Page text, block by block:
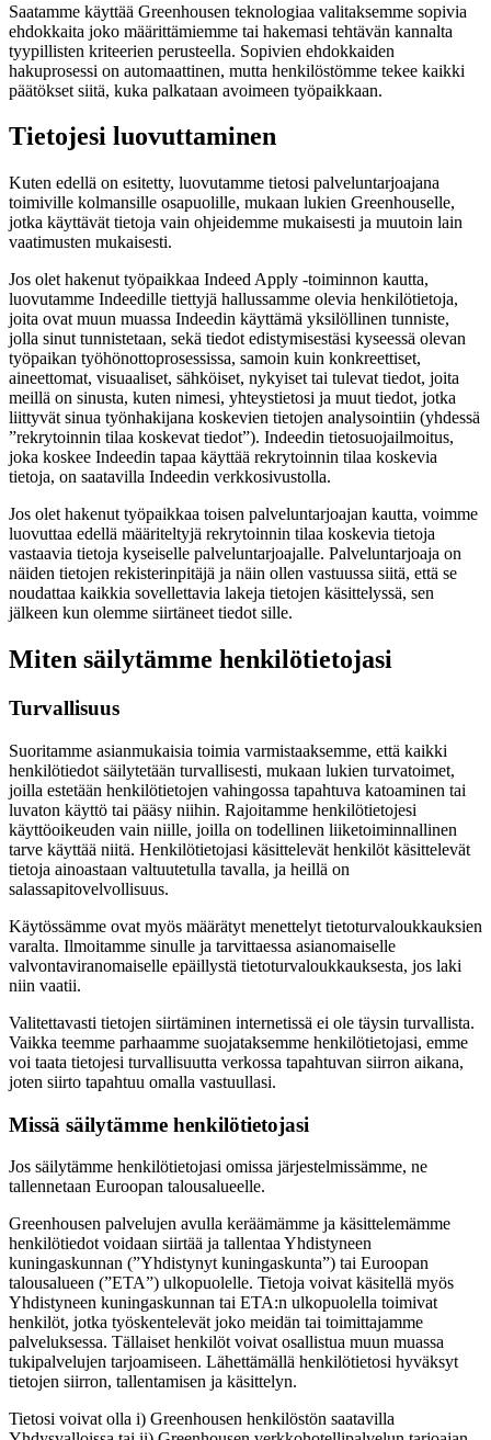
Saatamme käyttää Greenhousen teknologiaa valitaksemme sopivia
ehdokkaita joko määrittämiemme tai hakemasi tehtävän kannalta
tyypillisten kriteerien perusteella. Sopivien ehdokkaiden
hakuprosessi on automaattinen, mutta henkilöstömme tekee kaikki
päätökset siitä, kuka palkataan avoimeen työpaikkaan.
Tietojesi luovuttaminen
Kuten edellä on esitetty, luovutamme tietosi palveluntarjoajana
toimiville kolmansille osapuolille, mukaan lukien Greenhouselle,
jotka käyttävät tietoja vain ohjeidemme mukaisesti ja muutoin lain
vaatimusten mukaisesti.
Jos olet hakenut työpaikkaa Indeed Apply -toiminnon kautta,
luovutamme Indeedille tiettyjä hallussamme olevia henkilötietoja,
joita ovat muun muassa Indeedin käyttämä yksilöllinen tunniste,
jolla sinut tunnistetaan, sekä tiedot edistymisestäsi kyseessä olevan
työpaikan työhönottoprosessissa, samoin kuin konkreettiset,
aineettomat, visuaaliset, sähköiset, nykyiset tai tulevat tiedot, joita
meillä on sinusta, kuten nimesi, yhteystietosi ja muut tiedot, jotka
liittyvät sinua työnhakijana koskevien tietojen analysointiin (yhdessä
”rekrytoinnin tilaa koskevat tiedot”). Indeedin tietosuojailmoitus,
joka koskee Indeedin tapaa käyttää rekrytoinnin tilaa koskevia
tietoja, on saatavilla Indeedin verkkosivustolla.
Jos olet hakenut työpaikkaa toisen palveluntarjoajan kautta, voimme
luovuttaa edellä määriteltyjä rekrytoinnin tilaa koskevia tietoja
vastaavia tietoja kyseiselle palveluntarjoajalle. Palveluntarjoaja on
näiden tietojen rekisterinpitäjä ja näin ollen vastuussa siitä, että se
noudattaa kaikkia sovellettavia lakeja tietojen käsittelyssä, sen
jälkeen kun olemme siirtäneet tiedot sille.
Miten säilytämme henkilötietojasi
Turvallisuus
Suoritamme asianmukaisia toimia varmistaaksemme, että kaikki
henkilötiedot säilytetään turvallisesti, mukaan lukien turvatoimet,
joilla estetään henkilötietojen vahingossa tapahtuva katoaminen tai
luvaton käyttö tai pääsy niihin. Rajoitamme henkilötietojesi
käyttöoikeuden vain niille, joilla on todellinen liiketoiminnallinen
tarve käyttää niitä. Henkilötietojasi käsittelevät henkilöt käsittelevät
tietoja ainoastaan valtuutetulla tavalla, ja heillä on
salassapitovelvollisuus.
Käytössämme ovat myös määrätyt menettelyt tietoturvaloukkauksien
varalta. Ilmoitamme sinulle ja tarvittaessa asianomaiselle
valvontaviranomaiselle epäillystä tietoturvaloukkauksesta, jos laki
niin vaatii.
Valitettavasti tietojen siirtäminen internetissä ei ole täysin turvallista.
Vaikka teemme parhaamme suojataksemme henkilötietojasi, emme
voi taata tietojesi turvallisuutta verkossa tapahtuvan siirron aikana,
joten siirto tapahtuu omalla vastuullasi.
Missä säilytämme henkilötietojasi
Jos säilytämme henkilötietojasi omissa järjestelmissämme, ne
tallennetaan Euroopan talousalueelle.
Greenhousen palvelujen avulla keräämämme ja käsittelemämme
henkilötiedot voidaan siirtää ja tallentaa Yhdistyneen
kuningaskunnan (”Yhdistynyt kuningaskunta”) tai Euroopan
talousalueen (”ETA”) ulkopuolelle. Tietoja voivat käsitellä myös
Yhdistyneen kuningaskunnan tai ETA:n ulkopuolella toimivat
henkilöt, jotka työskentelevät joko meidän tai toimittajamme
palveluksessa. Tällaiset henkilöt voivat osallistua muun muassa
tukipalvelujen tarjoamiseen. Lähettämällä henkilötietosi hyväksyt
tietojen siirron, tallentamisen ja käsittelyn.
Tietosi voivat olla i) Greenhousen henkilöstön saatavilla